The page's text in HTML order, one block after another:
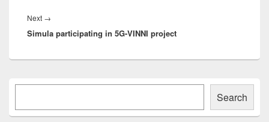
Next →
post:
Simula participating in 5G-VINNI project
Primary
Area
Search